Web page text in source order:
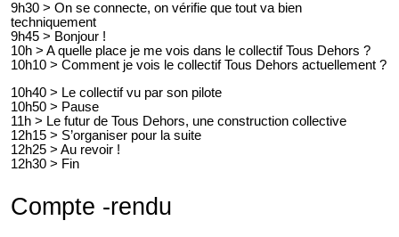
9h30 > On se connecte, on vérifie que tout va bien
techniquement
9h45 > Bonjour !
10h > A quelle place je me vois dans le collectif Tous Dehors ?
10h10 > Comment je vois le collectif Tous Dehors actuellement ?
10h40 > Le collectif vu par son pilote
10h50 > Pause
11h > Le futur de Tous Dehors, une construction collective
12h15 > S’organiser pour la suite
12h25 > Au revoir !
12h30 > Fin
Compte -rendu